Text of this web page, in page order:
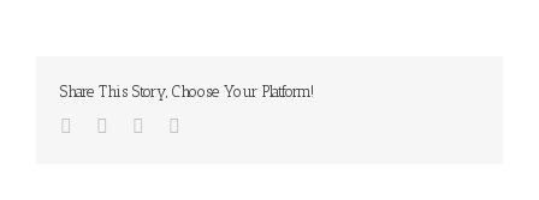
Share This Story, Choose Your Platform!
Facebook
TwitterLinkedin